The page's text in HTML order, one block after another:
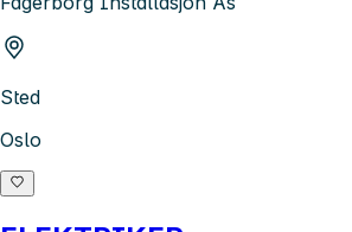
Sted
Oslo